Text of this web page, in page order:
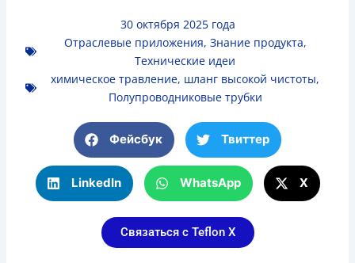
30 октября 2025 года
Отраслевые приложения, Знание продукта,
Технические идеи
химическое травление, шланг высокой чистоты,
Полупроводниковые трубки
Фейсбук Твиттер
LinkedIn WhatsApp Х
Связаться с Teflon X